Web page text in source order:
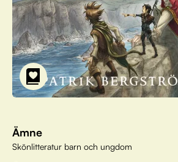
Ämne
Skönlitteratur barn och ungdom